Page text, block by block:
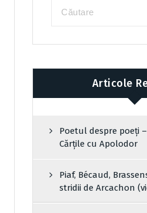
Articole
Poetul despre poeți
Cărțile cu Apolodor
Piaf, Bécaud,
stridii de Arcachon